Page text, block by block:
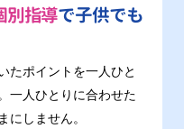
別指導で子供でも
たポイントを一人ひと
一人ひとりに合わせた
にしません。